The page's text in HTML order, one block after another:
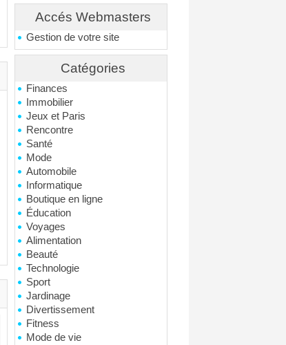
Accés Webmasters
Gestion de votre site
Catégories
Finances
Immobilier
Jeux et Paris
Rencontre
Santé
Mode
Automobile
Informatique
Boutique en ligne
Éducation
Voyages
Alimentation
Beauté
Technologie
Sport
Jardinage
Divertissement
Fitness
Mode de vie